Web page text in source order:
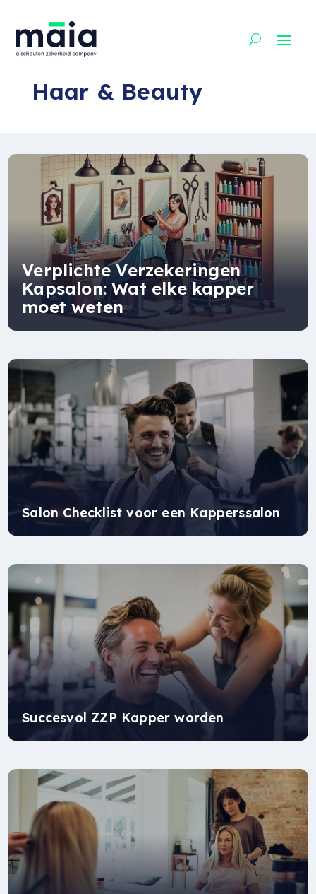
Haar & Beauty
Verplichte Verzekeringen
Kapsalon: Wat elke kapper
moet weten
Salon Checklist voor een Kapperssalon
Succesvol ZZP Kapper worden